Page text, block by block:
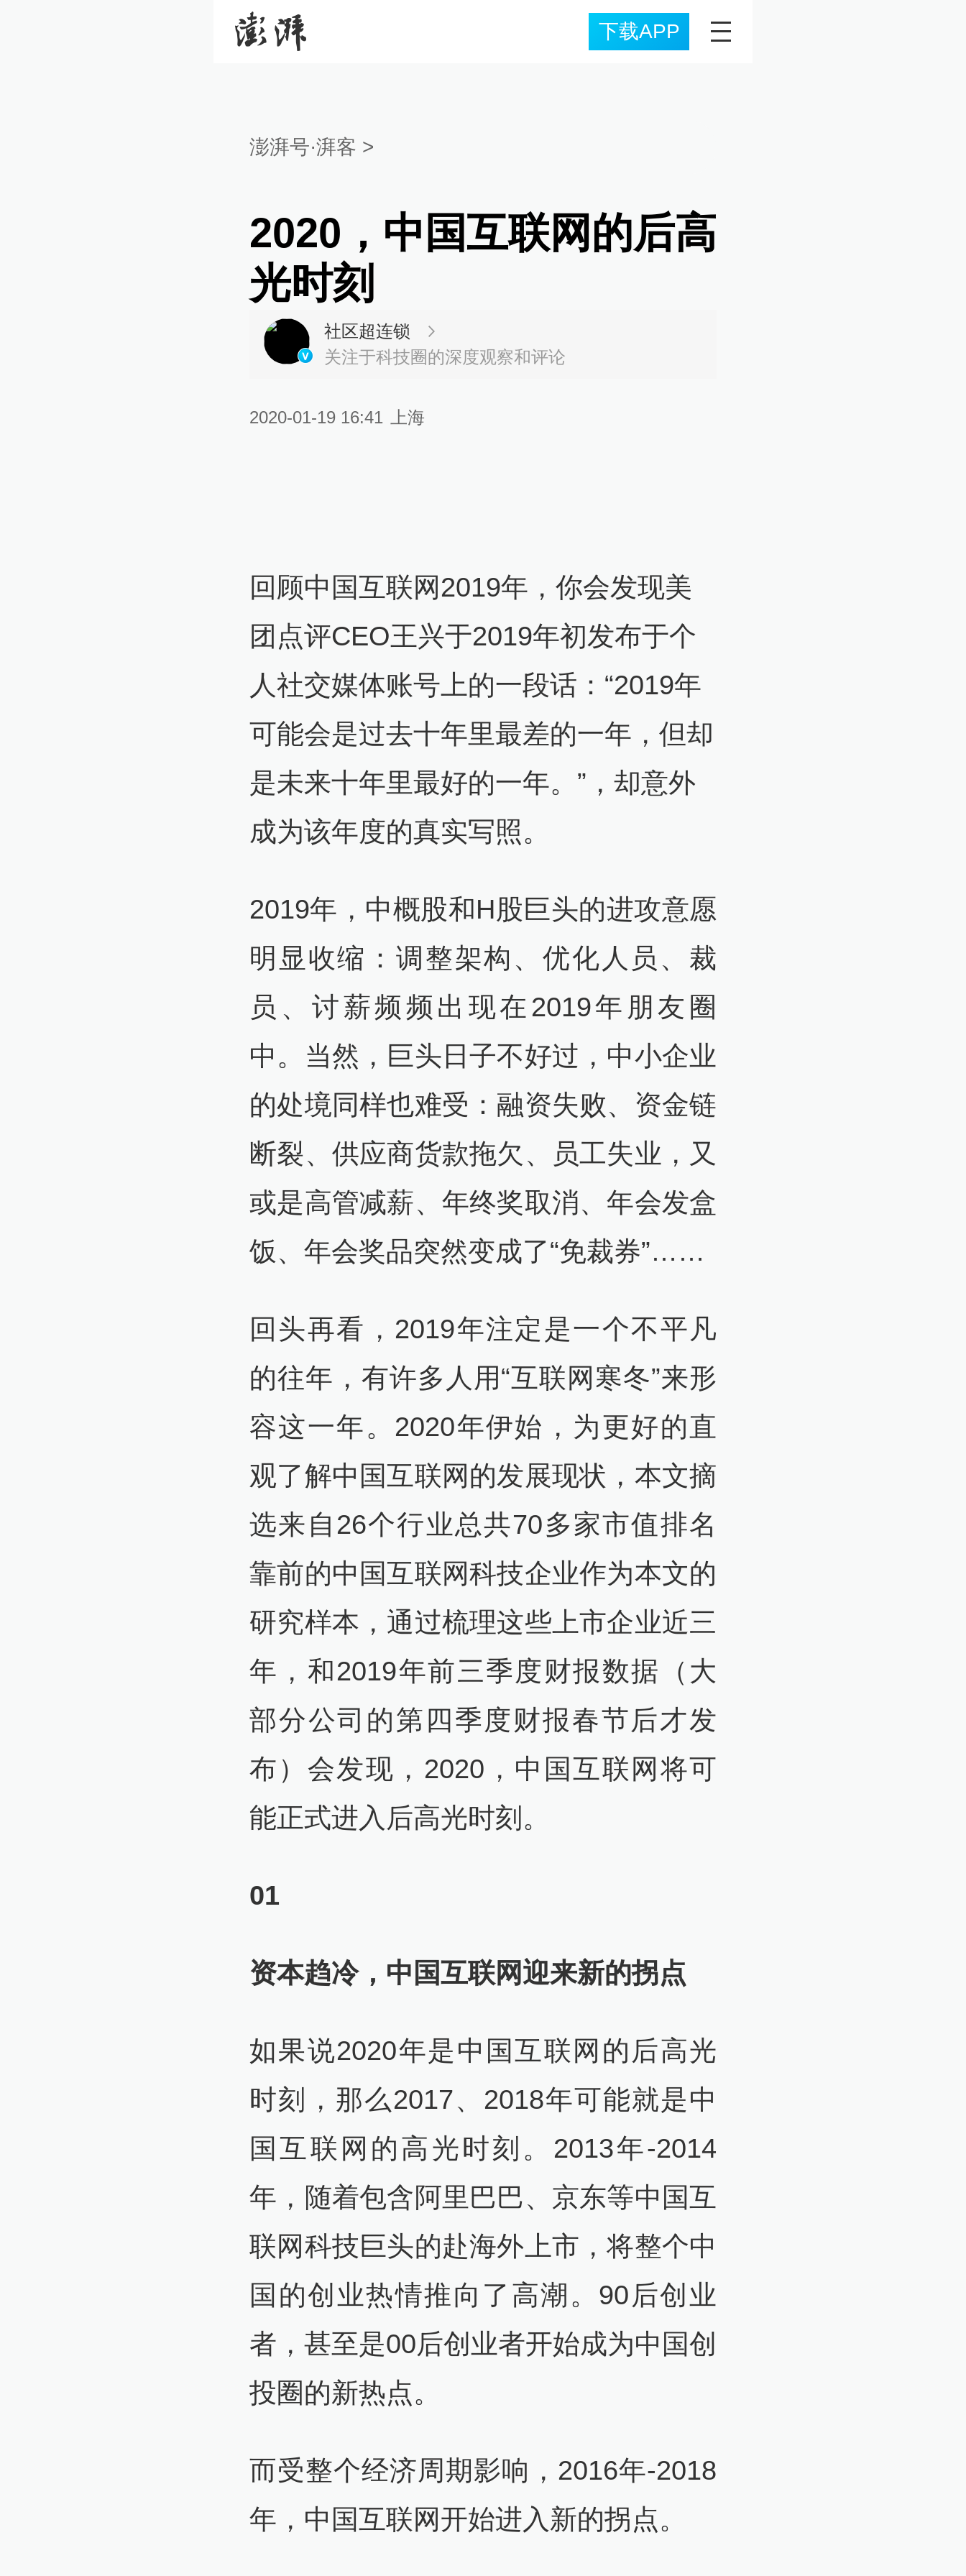
下载APP
澎湃号·湃客 >
2020，中国互联网的后高
光时刻
社区超连锁
关注于科技圈的深度观察和评论
2020-01-19 16:41 上海
回顾中国互联网2019年，你会发现美
团点评CEO王兴于2019年初发布于个
人社交媒体账号上的一段话：“2019年
可能会是过去十年里最差的一年，但却
是未来十年里最好的一年。”，却意外
成为该年度的真实写照。
2019年，中概股和H股巨头的进攻意愿
明显收缩：调整架构、优化人员、裁
员、讨薪频频出现在2019年朋友圈
中。当然，巨头日子不好过，中小企业
的处境同样也难受：融资失败、资金链
断裂、供应商货款拖欠、员工失业，又
或是高管减薪、年终奖取消、年会发盒
饭、年会奖品突然变成了“免裁券”……
回头再看，2019年注定是一个不平凡
的往年，有许多人用“互联网寒冬”来形
容这一年。2020年伊始，为更好的直
观了解中国互联网的发展现状，本文摘
选来自26个行业总共70多家市值排名
靠前的中国互联网科技企业作为本文的
研究样本，通过梳理这些上市企业近三
年，和2019年前三季度财报数据（大
部分公司的第四季度财报春节后才发
布）会发现，2020，中国互联网将可
能正式进入后高光时刻。
01
资本趋冷，中国互联网迎来新的拐点
如果说2020年是中国互联网的后高光
时刻，那么2017、2018年可能就是中
国互联网的高光时刻。2013年-2014
年，随着包含阿里巴巴、京东等中国互
联网科技巨头的赴海外上市，将整个中
国的创业热情推向了高潮。90后创业
者，甚至是00后创业者开始成为中国创
投圈的新热点。
而受整个经济周期影响，2016年-2018
年，中国互联网开始进入新的拐点。